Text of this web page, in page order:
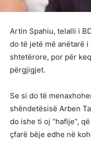
Artin Spahiu, telalli i
do të jetë më anëtarë
shtetërore, por për
përgjigjet.
Se si do të
shëndetësisë Arben
do ishe ti oj “hafije”,
çfarë bëje edhe në